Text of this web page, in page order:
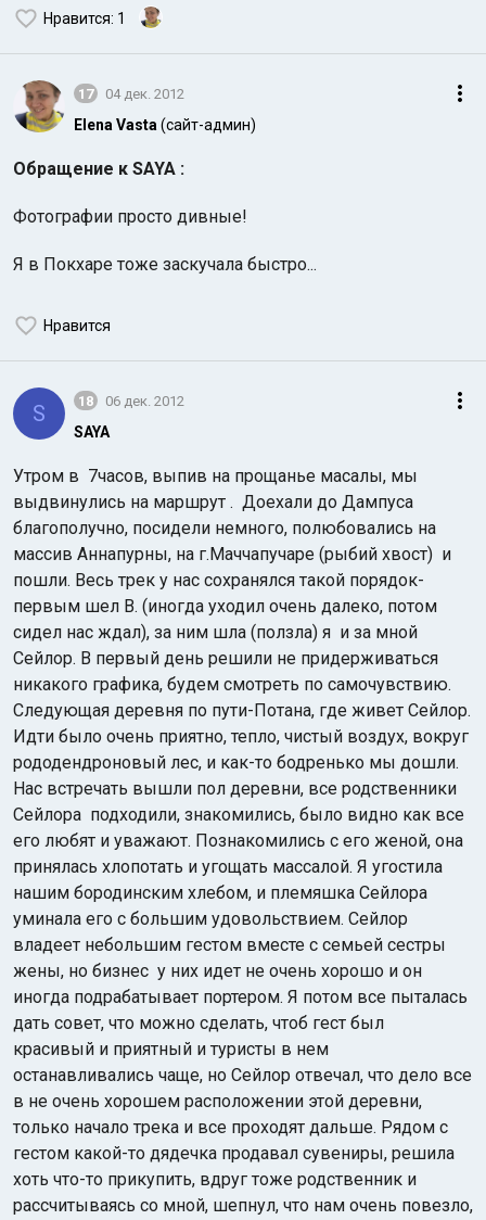
Нравится: 1
17 04 дек. 2012
Elena Vasta (сайт-админ)
Обращение к SAYA :
Фотографии просто дивные!
Я в Покхаре тоже заскучала быстро...
Нравится
S 18 06 дек. 2012
SAYA
Утром в 7часов, выпив на прощанье масалы, мы
выдвинулись на маршрут . Доехали до Дампуса
благополучно, посидели немного, полюбовались на
массив Аннапурны, на г.Маччапучаре (рыбий хвост) и
пошли. Весь трек у нас сохранялся такой порядок-
первым шел В. (иногда уходил очень далеко, потом
сидел нас ждал), за ним шла (ползла) я и за мной
Сейлор. В первый день решили не придерживаться
никакого графика, будем смотреть по самочувствию.
Следующая деревня по пути-Потана, где живет Сейлор.
Идти было очень приятно, тепло, чистый воздух, вокруг
рододендроновый лес, и как-то бодренько мы дошли.
Нас встречать вышли пол деревни, все родственники
Сейлора подходили, знакомились, было видно как все
его любят и уважают. Познакомились с его женой, она
принялась хлопотать и угощать массалой. Я угостила
нашим бородинским хлебом, и племяшка Сейлора
уминала его с большим удовольствием. Сейлор
владеет небольшим гестом вместе с семьей сестры
жены, но бизнес у них идет не очень хорошо и он
иногда подрабатывает портером. Я потом все пыталась
дать совет, что можно сделать, чтоб гест был
красивый и приятный и туристы в нем
останавливались чаще, но Сейлор отвечал, что дело все
в не очень хорошем расположении этой деревни,
только начало трека и все проходят дальше. Рядом с
гестом какой-то дядечка продавал сувениры, решила
хоть что-то прикупить, вдруг тоже родственник и
рассчитываясь со мной, шепнул, что нам очень повезло,